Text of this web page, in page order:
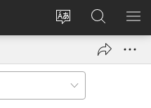
Змінити
Увійти
(відкривається
вікні)
Пошук
на
сайті